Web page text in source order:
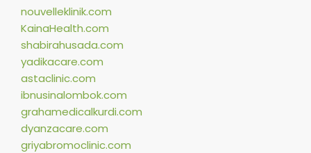
nouvelleklinik.com
KainaHealth.com
shabirahusada.com
yadikacare.com
astaclinic.com
ibnusinalombok.com
grahamedicalkurdi.com
dyanzacare.com
griyabromoclinic.com